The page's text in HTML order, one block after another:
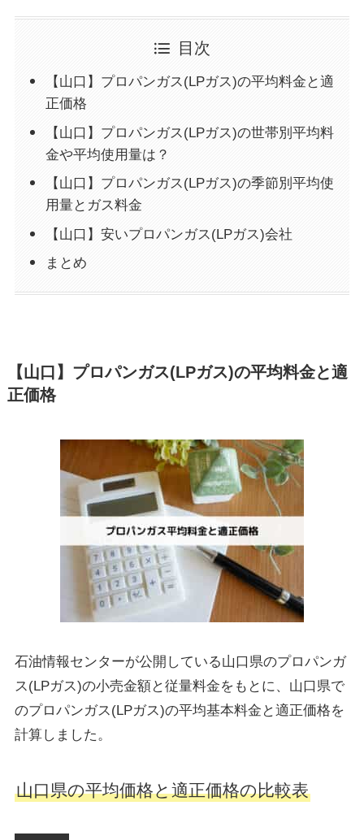
目次
【山口】プロパンガス(LPガス)の平均料金と適
正価格
【山口】プロパンガス(LPガス)の世帯別平均料
金や平均使用量は？
【山口】プロパンガス(LPガス)の季節別平均使
用量とガス料金
【山口】安いプロパンガス(LPガス)会社
まとめ
【山口】プロパンガス(LPガス)の平均料金と適
正価格
石油情報センターが公開している山口県のプロパンガ
ス(LPガス)の小売金額と従量料金をもとに、山口県で
のプロパンガス(LPガス)の平均基本料金と適正価格を
計算しました。
山口県の平均価格と適正価格の比較表